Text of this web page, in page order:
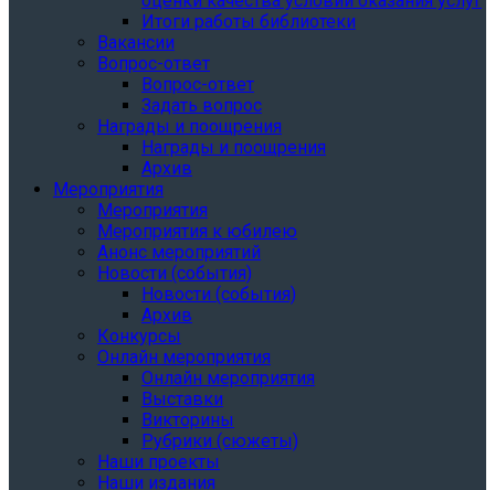
Итоги работы библиотеки
Вакансии
Вопрос-ответ
Вопрос-ответ
Задать вопрос
Награды и поощрения
Награды и поощрения
Архив
Мероприятия
Мероприятия
Мероприятия к юбилею
Анонс мероприятий
Новости (события)
Новости (события)
Архив
Конкурсы
Онлайн мероприятия
Онлайн мероприятия
Выставки
Викторины
Рубрики (сюжеты)
Наши проекты
Наши издания